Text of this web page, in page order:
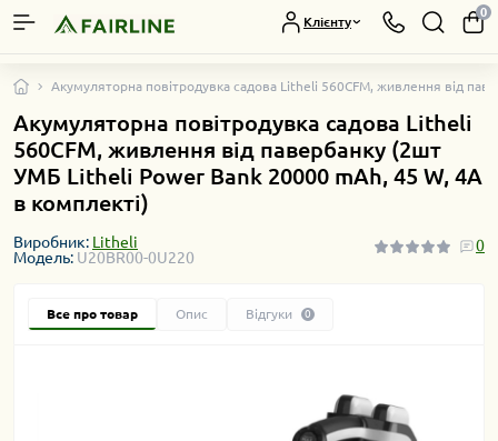
Клієнту
0
Акумуляторна повітродувка садова Litheli 560CFM, живлення від
Акумуляторна повітродувка садова Litheli
560CFM, живлення від павербанку (2шт
УМБ Litheli Power Bank 20000 mAh, 45 W, 4А
в комплекті)
Виробник: Litheli
Модель: U20BR00-0U220
0
Все про товар Опис Відгуки 0